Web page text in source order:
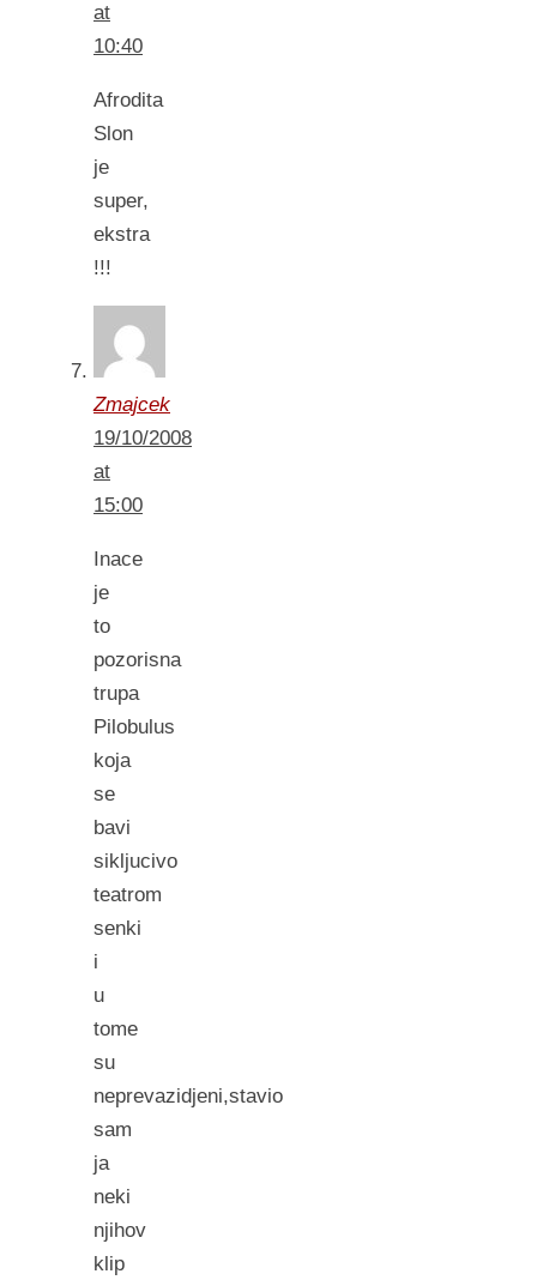
at
10:40
Afrodita
Slon
je
super,
ekstra
!!!
Zmajcek
19/10/2008
at
15:00
Inace
je
to
pozorisna
trupa
Pilobulus
koja
se
bavi
sikljucivo
teatrom
senki
i
u
tome
su
neprevazidjeni,stavio
sam
ja
neki
njihov
klip